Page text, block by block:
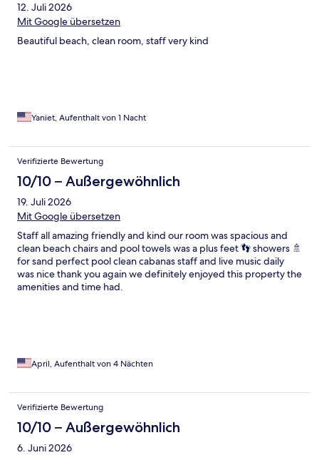
12. Juli 2026
Mit Google übersetzen
Beautiful beach, clean room, staff very kind
Yaniet, Aufenthalt von 1 Nacht
Verifizierte Bewertung
10/10 – Außergewöhnlich
19. Juli 2026
Mit Google übersetzen
Staff all amazing friendly and kind our room was spacious and
clean beach chairs and pool towels was a plus feet 👣 showers 🚿
for sand perfect pool clean cabanas staff and live music daily
was nice thank you again we definitely enjoyed this property the
amenities and time had.
April, Aufenthalt von 4 Nächten
Verifizierte Bewertung
10/10 – Außergewöhnlich
6. Juni 2026